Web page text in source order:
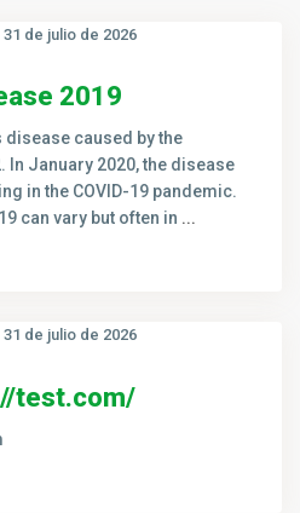
2019
31 de julio de 2026
disease caused by the
In January 2020, the disease
in the COVID-19 pandemic.
can vary but often in ...
test.com/
31 de julio de 2026